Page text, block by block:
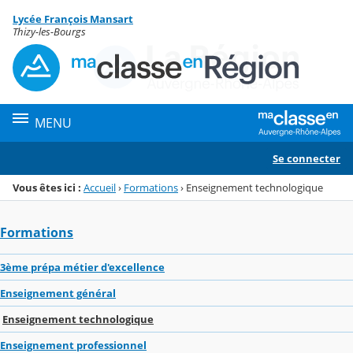
Menu de la rubrique
Contenu
Lycée François Mansart
Thizy-les-Bourgs
MENU
Se connecter
Vous êtes ici : Accueil› Formations› Enseignement technologique
Formations
3ème prépa métier d'excellence
Enseignement général
Enseignement technologique
Enseignement professionnel